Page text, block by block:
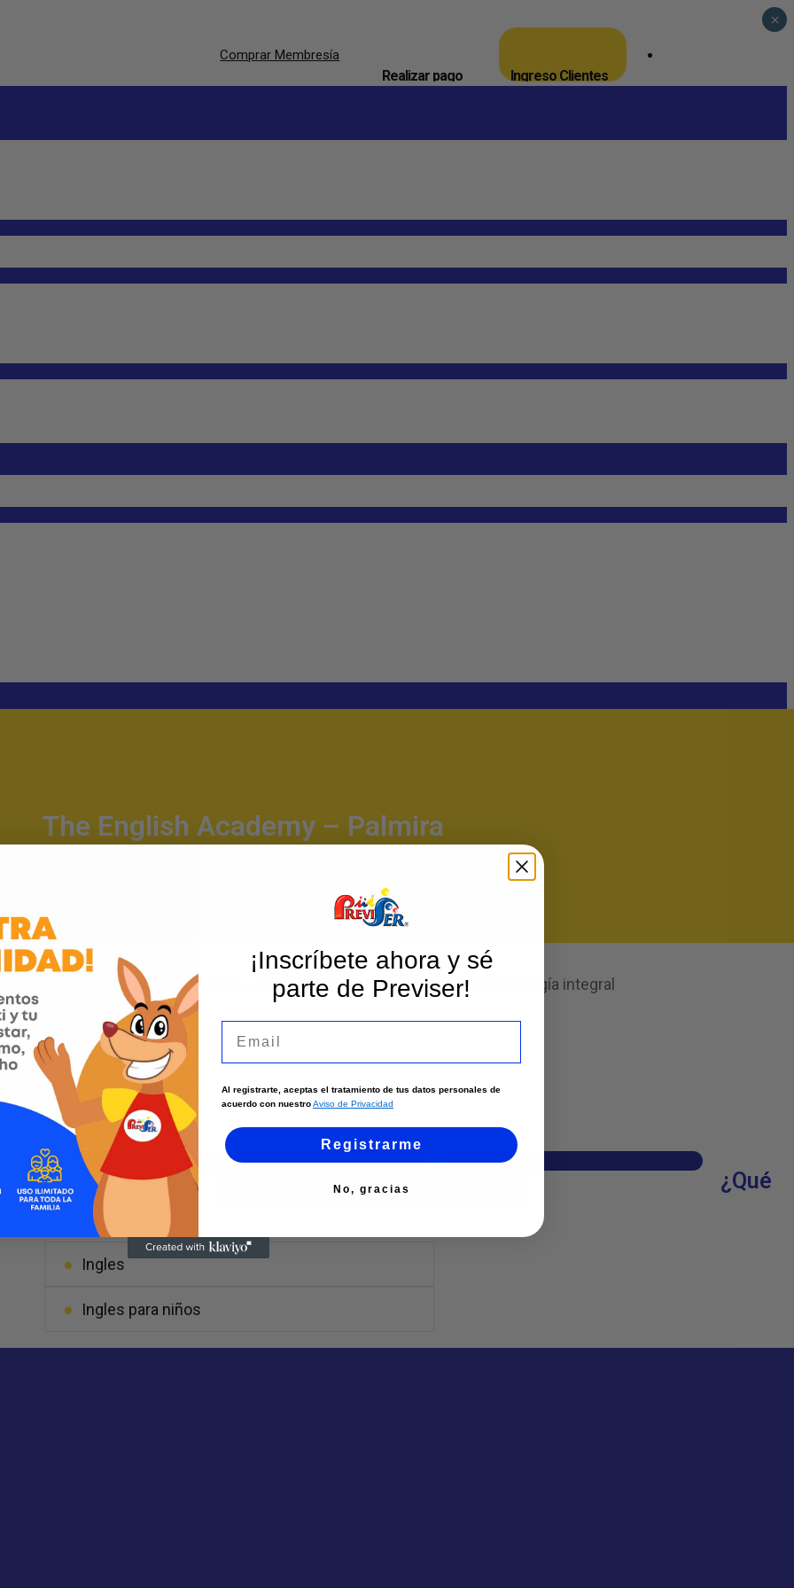
Comprar Membresía
Realizar pago Ingreso Clientes
The English Academy – Palmira
programas diseñados para niños, jóvenes y adultos. usamos una metodología integral
Instagram Página web
¿Qué
Ingles
Ingles para niños
×
¡Inscríbete ahora y sé
parte de Previser!
Al registrarte, aceptas el tratamiento de tus datos personales de
acuerdo con nuestroAviso de Privacidad
Registrarme
No, gracias